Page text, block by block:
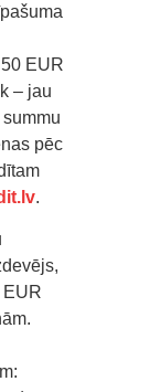
EUR
‒ jau
pēc
.
EUR